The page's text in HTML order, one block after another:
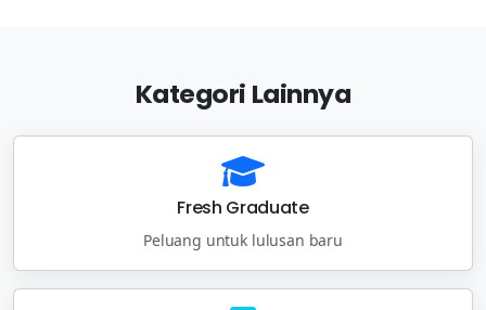
Kategori Lainnya
Fresh Graduate
Peluang untuk lulusan baru